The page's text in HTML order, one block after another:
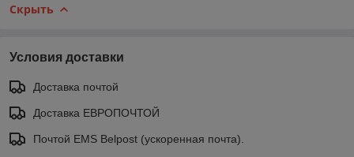
Скрыть
Условия доставки
Доставка почтой
Доставка ЕВРОПОЧТОЙ
Почтой EMS Belpost (ускоренная почта).